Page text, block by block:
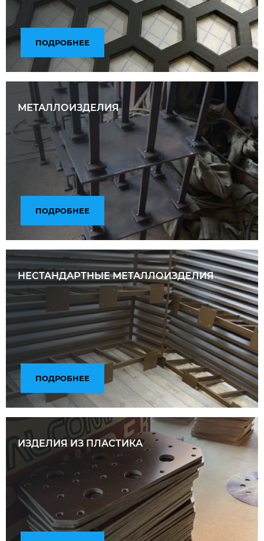
ПОДРОБНЕЕ
МЕТАЛЛОИЗДЕЛИЯ
ПОДРОБНЕЕ
НЕСТАНДАРТНЫЕ МЕТАЛЛОИЗДЕЛИЯ
ПОДРОБНЕЕ
ИЗДЕЛИЯ ИЗ ПЛАСТИКА